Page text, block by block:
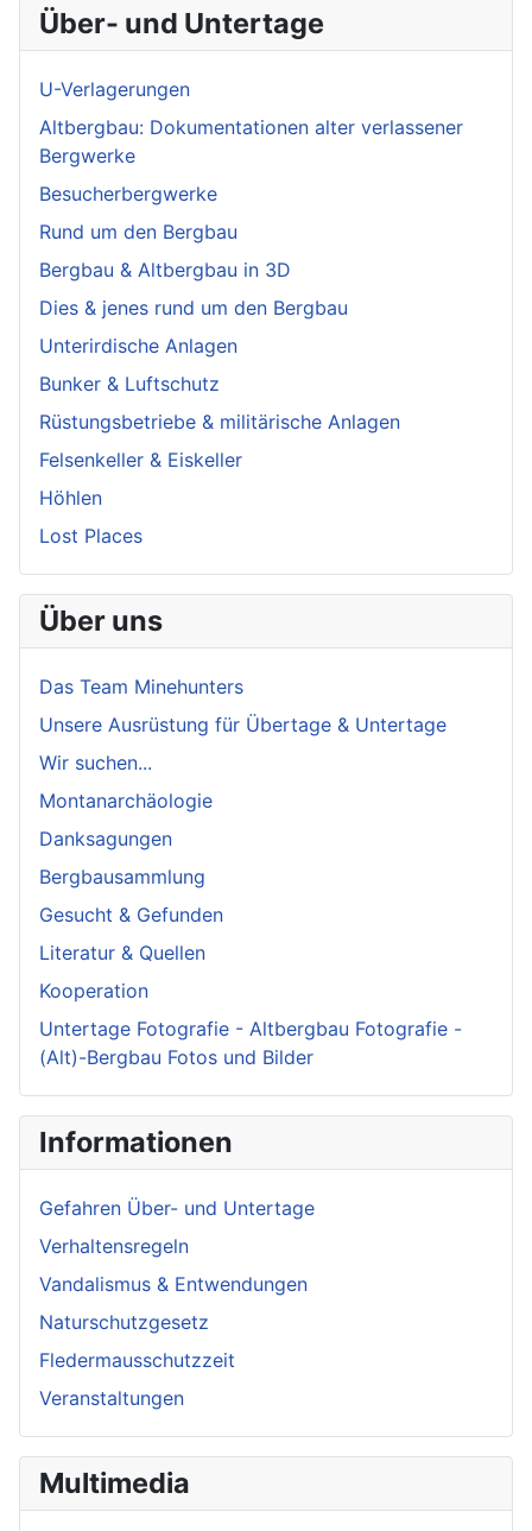
Über- und Untertage
U-Verlagerungen
Altbergbau: Dokumentationen alter verlassener
Bergwerke
Besucherbergwerke
Rund um den Bergbau
Bergbau & Altbergbau in 3D
Dies & jenes rund um den Bergbau
Unterirdische Anlagen
Bunker & Luftschutz
Rüstungsbetriebe & militärische Anlagen
Felsenkeller & Eiskeller
Höhlen
Lost Places
Über uns
Das Team Minehunters
Unsere Ausrüstung für Übertage & Untertage
Wir suchen...
Montanarchäologie
Danksagungen
Bergbausammlung
Gesucht & Gefunden
Literatur & Quellen
Kooperation
Untertage Fotografie - Altbergbau Fotografie -
(Alt)-Bergbau Fotos und Bilder
Informationen
Gefahren Über- und Untertage
Verhaltensregeln
Vandalismus & Entwendungen
Naturschutzgesetz
Fledermausschutzzeit
Veranstaltungen
Multimedia